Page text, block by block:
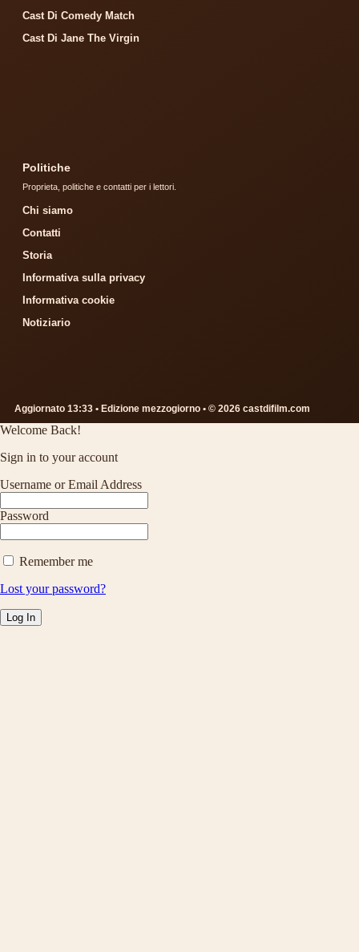
Cast Di Comedy Match
Cast Di Jane The Virgin
Politiche
Proprieta, politiche e contatti per i lettori.
Chi siamo
Contatti
Storia
Informativa sulla privacy
Informativa cookie
Notiziario
Aggiornato 13:33 • Edizione mezzogiorno • © 2026 castdifilm.com
Welcome Back!
Sign in to your account
Username or Email Address
Password
Remember me
Lost your password?